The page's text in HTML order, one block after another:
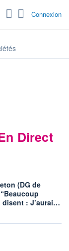
Connexion
Direct
(DG de
disent : J’aurai…